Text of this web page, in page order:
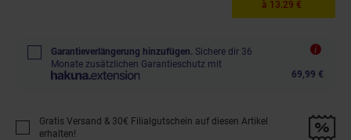
à 13.29 €
Garantieverlängerung hinzufügen. Sichere dir 36
Monate zusätzlichen Garantieschutz mit
69,99 €
Promotion "Gratis Versand &amp; 30€ Filialgutschein auf diesen Artikel
Gratis Versand & 30€ Filialgutschein auf diesen Artikel
erhalten!